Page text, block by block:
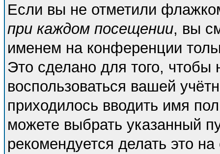
Если вы не отметили
при каждом посещении, вы
именем на конференции
Это сделано для того, чтобы
воспользоваться вашей
приходилось вводить имя
можете выбрать указанный
рекомендуется делать это